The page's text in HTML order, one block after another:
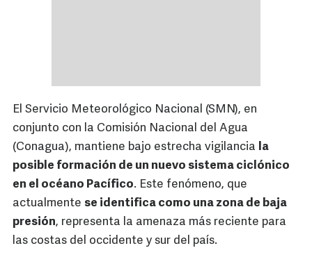
El Servicio Meteorológico Nacional (SMN), en
conjunto con la Comisión Nacional del Agua
(Conagua), mantiene bajo estrecha vigilancia la
posible formación de un nuevo sistema ciclónico
en el océano Pacífico. Este fenómeno, que
actualmente se identifica como una zona de baja
presión, representa la amenaza más reciente para
las costas del occidente y sur del país.